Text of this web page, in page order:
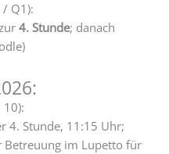
/ Q1):
4. Stunde; danach
10):
4. Stunde, 11:15 Uhr;
Betreuung im Lupetto für